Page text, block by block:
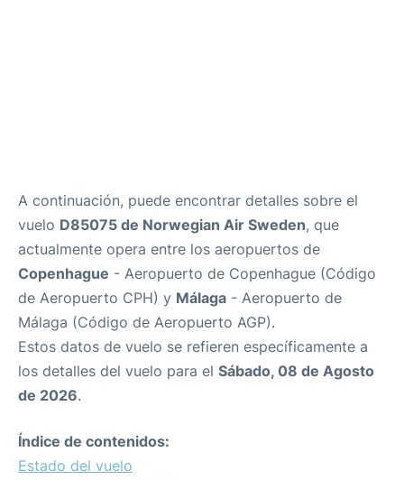
A continuación, puede encontrar detalles sobre el
vuelo D85075 de Norwegian Air Sweden, que
actualmente opera entre los aeropuertos de
Copenhague - Aeropuerto de Copenhague (Código
de Aeropuerto CPH) y Málaga - Aeropuerto de
Málaga (Código de Aeropuerto AGP).
Estos datos de vuelo se refieren específicamente a
los detalles del vuelo para el Sábado, 08 de Agosto
de 2026.
Índice de contenidos:
Estado del vuelo